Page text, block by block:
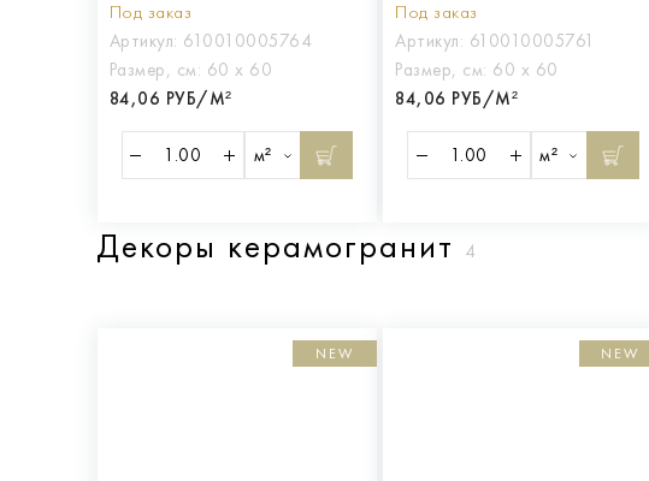
Под заказ
Артикул: 610010005764
Размер, см: 60 х 60
84,06 РУБ/М²
м²
Под заказ
Артикул: 610010005761
Размер, см: 60 х 60
84,06 РУБ/М²
м²
Декоры керамогранит 4
NEW NEW